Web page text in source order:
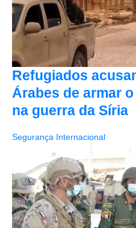
Refugiados
Árabes de armar
na guerra da Síria
Segurança Internacional